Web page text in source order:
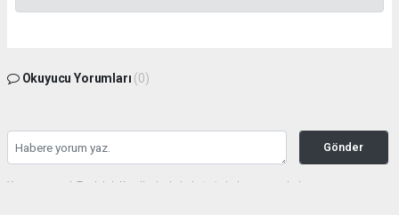
Okuyucu Yorumları (0)
Gönder
Yorum yazarak Topluluk Kuralları’nı kabul etmiş bulunuyor ve haberunye.com